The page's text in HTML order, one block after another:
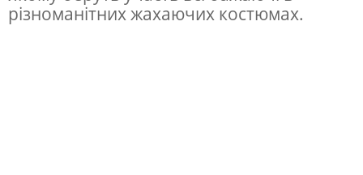
ірізноманітних жахаючих костюмах.